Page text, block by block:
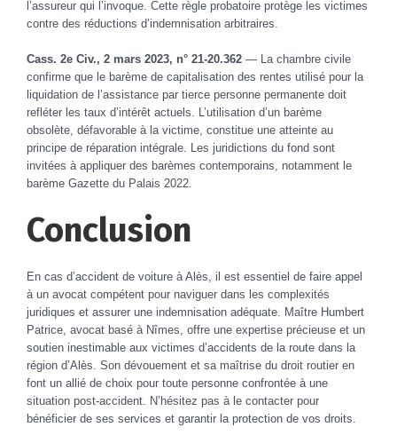
l’assureur qui l’invoque. Cette règle probatoire protège les victimes
contre des réductions d’indemnisation arbitraires.
Cass. 2e Civ., 2 mars 2023, n° 21-20.362 — La chambre civile
confirme que le barème de capitalisation des rentes utilisé pour la
liquidation de l’assistance par tierce personne permanente doit
refléter les taux d’intérêt actuels. L’utilisation d’un barème
obsolète, défavorable à la victime, constitue une atteinte au
principe de réparation intégrale. Les juridictions du fond sont
invitées à appliquer des barèmes contemporains, notamment le
barème Gazette du Palais 2022.
Conclusion
En cas d’accident de voiture à Alès, il est essentiel de faire appel
à un avocat compétent pour naviguer dans les complexités
juridiques et assurer une indemnisation adéquate. Maître Humbert
Patrice, avocat basé à Nîmes, offre une expertise précieuse et un
soutien inestimable aux victimes d’accidents de la route dans la
région d’Alès. Son dévouement et sa maîtrise du droit routier en
font un allié de choix pour toute personne confrontée à une
situation post-accident. N’hésitez pas à le contacter pour
bénéficier de ses services et garantir la protection de vos droits.